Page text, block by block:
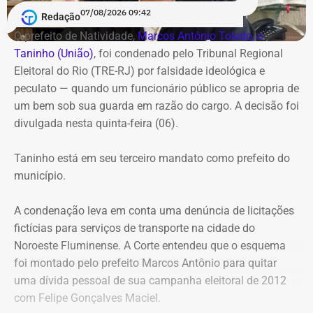
movimentação na pasta foi impulsionada pela aplicação
de decretos de reestruturação organizacional,
promovendo novos chefes de departamento, assessores
e assistentes técnicos.
Também na onda das nomeações, o Inea foi um dos
destinos da rodada de mudanças, com cinco novos
litoral e ações na Baía de Guanabara e Região dos Lagos
—, e apenas uma exoneração registrada. Além disso, o
Costa dos Santos na Diretoria de Segurança da
Informação do Proderj, e a reorganização da Corregedoria
do Ceperj, com a nomeação de Jair Sá de Jesus.
Redação07/08/2026 09:42
O prefeito de Natividade, Marcos Antônio Toledo, o
Taninho (União), foi condenado pelo Tribunal Regional
Eleitoral do Rio (TRE-RJ) por falsidade ideológica e
peculato — quando um funcionário público se apropria de
um bem sob sua guarda em razão do cargo. A decisão foi
divulgada nesta quinta-feira (06).
Taninho está em seu terceiro mandato como prefeito do
município.
A condenação leva em conta uma denúncia de licitações
fictícias para serviços de transporte na cidade do
Noroeste Fluminense. A Corte entendeu que o esquema
foi montado pelo prefeito Marcos Antônio para quitar
uma dívida pessoal de sua campanha eleitoral de 2012
com Felipe Gonçalves Maciel.